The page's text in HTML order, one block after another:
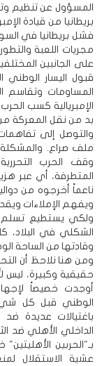
المسؤول عن تنظيم
بريطانيا من قيادة
فشل بريطانيا في
مجريات اللعبة
على الجانبين
قبول اليسار الوطني
المساومات وتقاسم
الإمبريالية كسب
بد من نقل المعركة من
والتوصل إلى
ملف صراع.
وقف الحرب
المتطرفة، أي عبر
ناعماً أخرجوه من
ويفهم الإملاءات
ولكي يستطيع تسلم
الشكلي في البلاد،
وقادتها من الساحة
ومن هنا نلاحظ أن
حقيقية وكبيرة، ليس
أوجدت خصيصاً
الوطني قبل كل شيء
باغتيالات عديدة ضد
الداخلي الأهلي ضد
عشية الاستقلال